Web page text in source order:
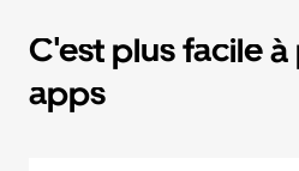
C'est plus facile
apps